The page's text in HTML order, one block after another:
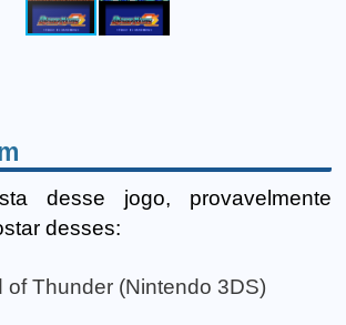
desse jogo, provavelmente
desses:
of Thunder (Nintendo 3DS)